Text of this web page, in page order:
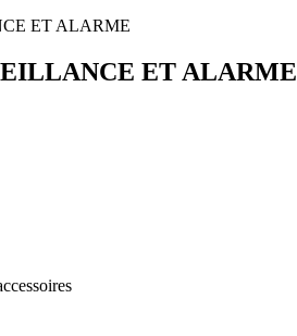
ET ALARME
ET ALARME